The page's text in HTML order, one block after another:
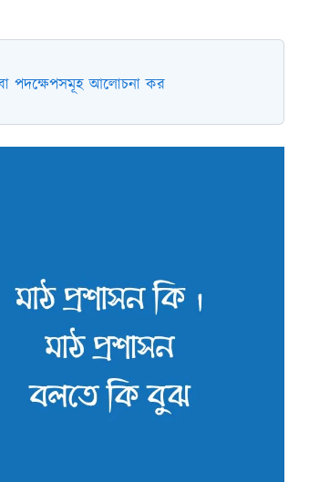
পদক্ষেপসমূহ আলোচনা কর